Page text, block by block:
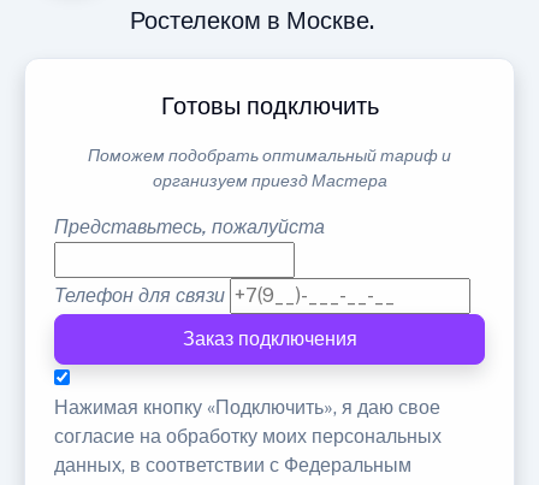
Ростелеком в Москве.
Готовы подключить
Поможем подобрать оптимальный тариф и
организуем приезд Мастера
Представьтесь, пожалуйста
Телефон для связи
Заказ подключения
Нажимая кнопку «Подключить», я даю свое
согласие на обработку моих персональных
данных, в соответствии с Федеральным